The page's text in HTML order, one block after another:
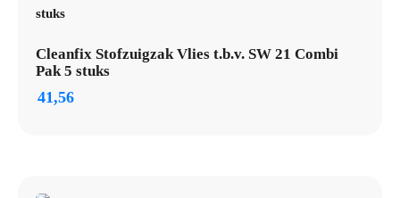
Cleanfix Stofzuigzak Vlies t.b.v. SW 21 Combi
Pak 5 stuks
41,56